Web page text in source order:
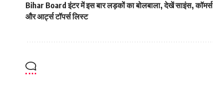
Bihar Board इंटर में इस बार लड़कों का बोलबाला, देखें साइंस, कॉमर्स
और आर्ट्स टॉपर्स लिस्ट